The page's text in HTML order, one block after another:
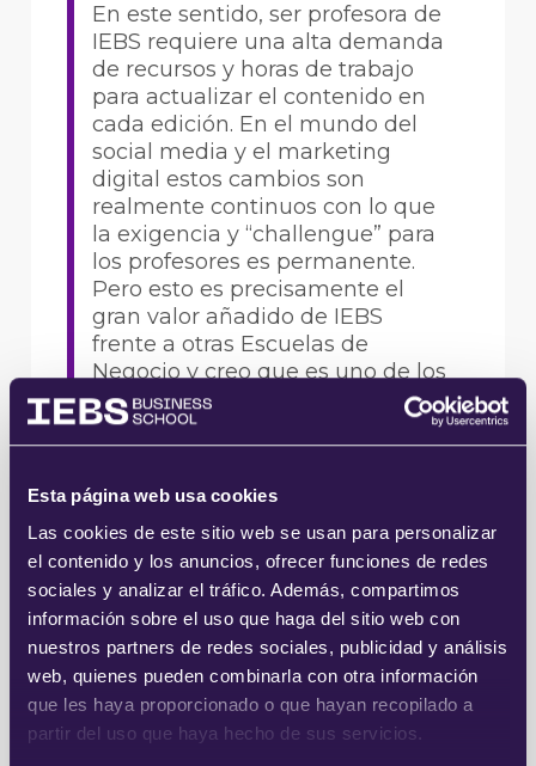
Esta página web usa cookies
Las cookies de este sitio web se usan para personalizar
el contenido y los anuncios, ofrecer funciones de redes
sociales y analizar el tráfico. Además, compartimos
información sobre el uso que haga del sitio web con
nuestros partners de redes sociales, publicidad y análisis
web, quienes pueden combinarla con otra información
que les haya proporcionado o que hayan recopilado a
partir del uso que haya hecho de sus servicios.
En este sentido, ser profesora de
IEBS requiere una alta demanda
de recursos y horas de trabajo
para actualizar el contenido en
cada edición. En el mundo del
social media y el marketing
digital estos cambios son
realmente continuos con lo que
la exigencia y “challengue” para
los profesores es permanente.
Pero esto es precisamente el
gran valor añadido de IEBS
frente a otras Escuelas de
Negocio y creo que es uno de los
aspectos que más valoran los
alumnos.
Alumnos que, por otro lado, cada vez están
más formados y preparados, con lo cual son
más exigentes y no buscan nociones
generales, que ya tienen totalmente
interiorizados, sino máxima especialización
a través de contenido eminentemente
práctico.
Finalmente, has trabajado muy bien el